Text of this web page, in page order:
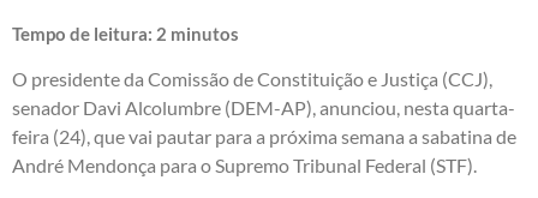
Tempo de leitura: 2 minutos
O presidente da Comissão de Constituição e Justiça (CCJ),
senador Davi Alcolumbre (DEM-AP), anunciou, nesta quarta-
feira (24), que vai pautar para a próxima semana a sabatina de
André Mendonça para o Supremo Tribunal Federal (STF).